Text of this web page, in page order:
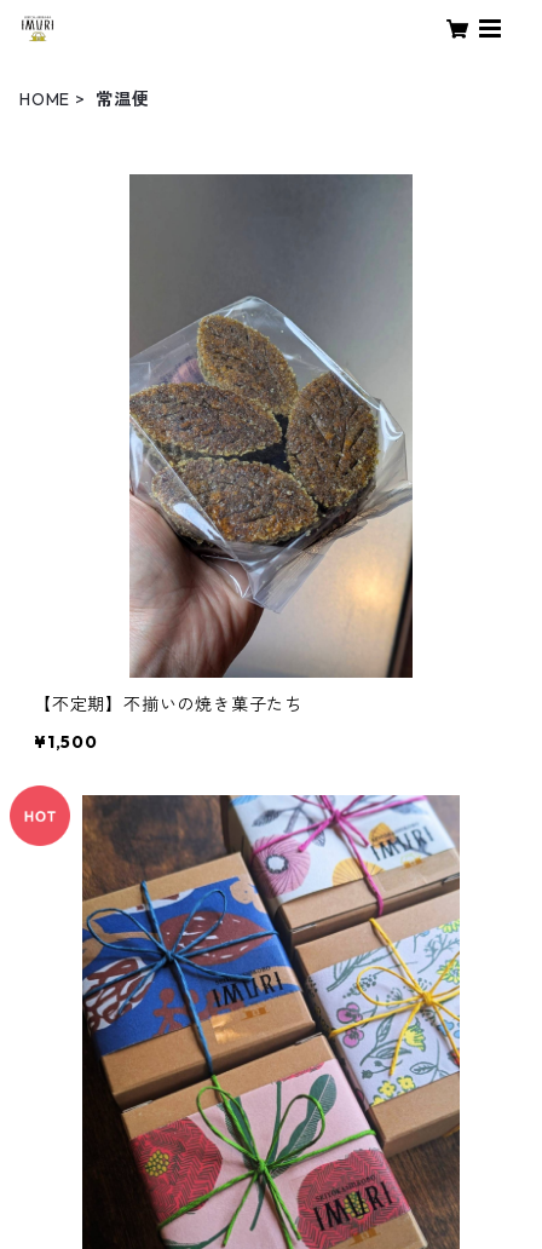
HOME 常温便
【不定期】不揃いの焼き菓子たち
¥1,500